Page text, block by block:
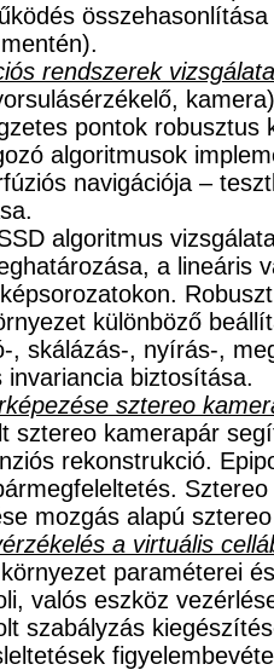
rendszerek
pontok robusztus
algoritmusok
navigációja –
algoritmus
a lineáris
különböző
, skálázás-, nyírás-,
biztosítása.
sztereo
sztereo kamerapár
rekonstrukció.
mozgás alapú
a virtuális
paraméterei
valós eszköz
szabályzás